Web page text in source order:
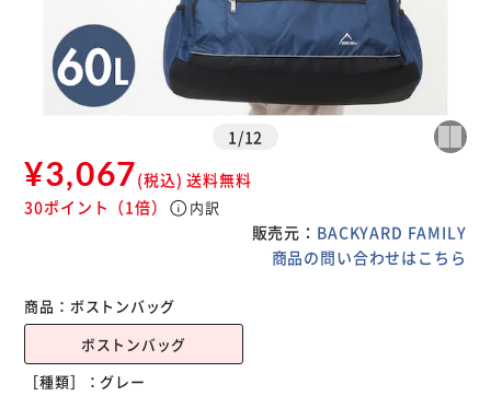
1 /12
¥3,067(税込) 送料無料
30ポイント （1倍） info内訳
販売元： BACKYARD FAMILY
商品の問い合わせはこちら
商品： ボストンバッグ
ボストンバッグ
［種類］： グレー